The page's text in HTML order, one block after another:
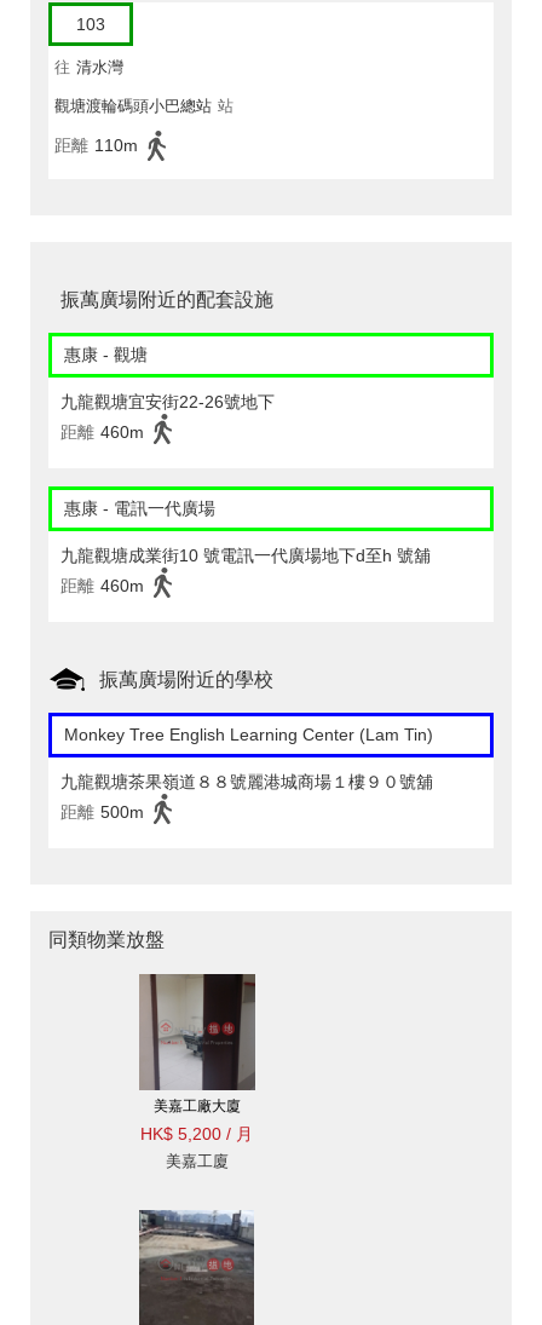
103
往 清水灣
觀塘渡輪碼頭小巴總站 站
距離 110m
振萬廣場附近的配套設施
惠康 - 觀塘
九龍觀塘宜安街22-26號地下
距離 460m
惠康 - 電訊一代廣場
九龍觀塘成業街10 號電訊一代廣場地下d至h 號舖
距離 460m
振萬廣場附近的學校
Monkey Tree English Learning Center (Lam Tin)
九龍觀塘茶果嶺道８８號麗港城商場１樓９０號舖
距離 500m
同類物業放盤
美嘉工廠大廈
HK$ 5,200 / 月
美嘉工廈